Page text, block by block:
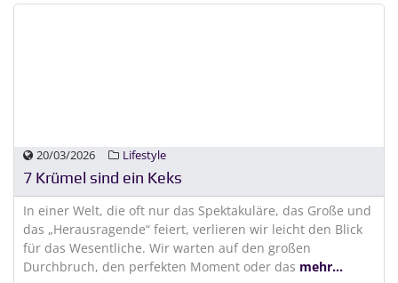
20/03/2026 Lifestyle
7 Krümel sind ein Keks
In einer Welt, die oft nur das Spektakuläre, das Große und
das „Herausragende“ feiert, verlieren wir leicht den Blick
für das Wesentliche. Wir warten auf den großen
Durchbruch, den perfekten Moment oder das mehr...